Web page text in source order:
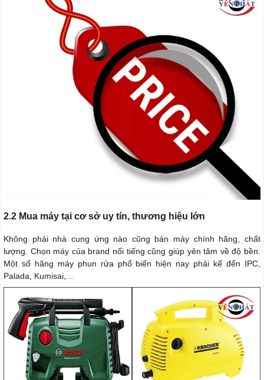
2.2 Mua máy tại cơ sở uy tín, thương hiệu lớn
Không phải nhà cung ứng nào cũng bán máy chính hãng, chất
lượng. Chọn máy của brand nổi tiếng cũng giúp yên tâm về độ bền.
Một số hãng máy phun rửa phổ biến hiện nay phải kể đến IPC,
Palada, Kumisai,...